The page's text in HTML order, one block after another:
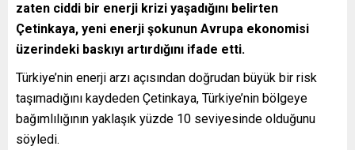
zaten ciddi bir enerji krizi yaşadığını belirten
Çetinkaya, yeni enerji şokunun Avrupa ekonomisi
üzerindeki baskıyı artırdığını ifade etti.
Türkiye’nin enerji arzı açısından doğrudan büyük bir risk
taşımadığını kaydeden Çetinkaya, Türkiye’nin bölgeye
bağımlılığının yaklaşık yüzde 10 seviyesinde olduğunu
söyledi.